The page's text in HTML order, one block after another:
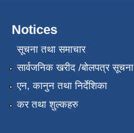
Notices
सूचना तथा समाचार
सार्वजनिक खरीद /बोलपत्र सूचना
एन, कानुन तथा निर्देशिका
कर तथा शुल्कहरु